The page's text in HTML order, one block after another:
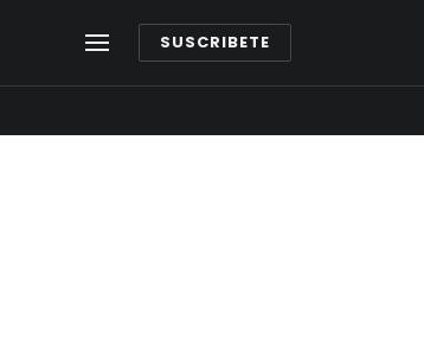
SUSCRIBETE